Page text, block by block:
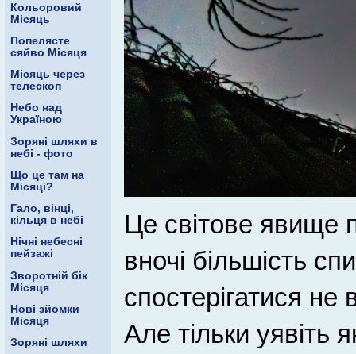
Кольоровий
Місяць
Попелясте
сяйво Місяця
Місяць через
телескоп
Небо над
Україною
Зоряні шляхи в
небі - фото
Що це там на
Місяці?
Гало, вінці,
кільця в небі
Нічні небесні
пейзажі
Зворотній бік
Місяця
Нові зйомки
Місяця
Зоряні шляхи
Це світове явище
вночі більшість
спостерігатися не
Але тільки